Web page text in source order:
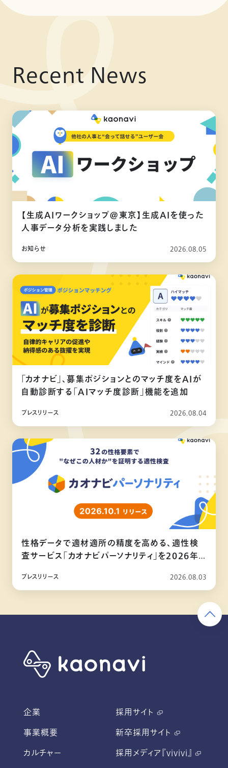
Recent News
【生成AIワークショップ@東京】生成AIを使った
人事データ分析を実践しました
お知らせ 2026.08.05
「カオナビ」、募集ポジションとのマッチ度をAIが
自動診断する「AIマッチ度診断」機能を追加
プレスリリース 2026.08.04
性格データで適材適所の精度を高める、適性検
査サービス「カオナビパーソナリティ」を2026年
プレスリリース 2026.08.03
企業
事業概要
カルチャー
採用サイト
新卒採用サイト
採用メディア『vivivi』